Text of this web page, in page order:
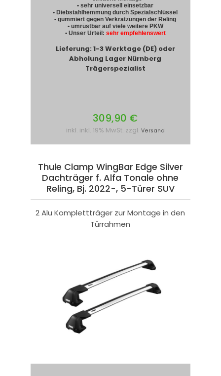
• sehr universell einsetzbar
• Diebstahlhemmung durch Spezialschlüssel
• gummiert gegen Verkratzungen der Reling
• umrüstbar auf viele weitere PKW
• Unser Urteil: sehr empfehlenswert
Lieferung: 1-3 Werktage (DE) oder
Abholung Lager Nürnberg
Trägerspezialist
309,90 €
inkl. inkl. 19% MwSt. zzgl. Versand
Thule Clamp WingBar Edge Silver
Dachträger f. Alfa Tonale ohne
Reling, Bj. 2022-, 5-Türer SUV
2 Alu Komplettträger zur Montage in den
Türrahmen